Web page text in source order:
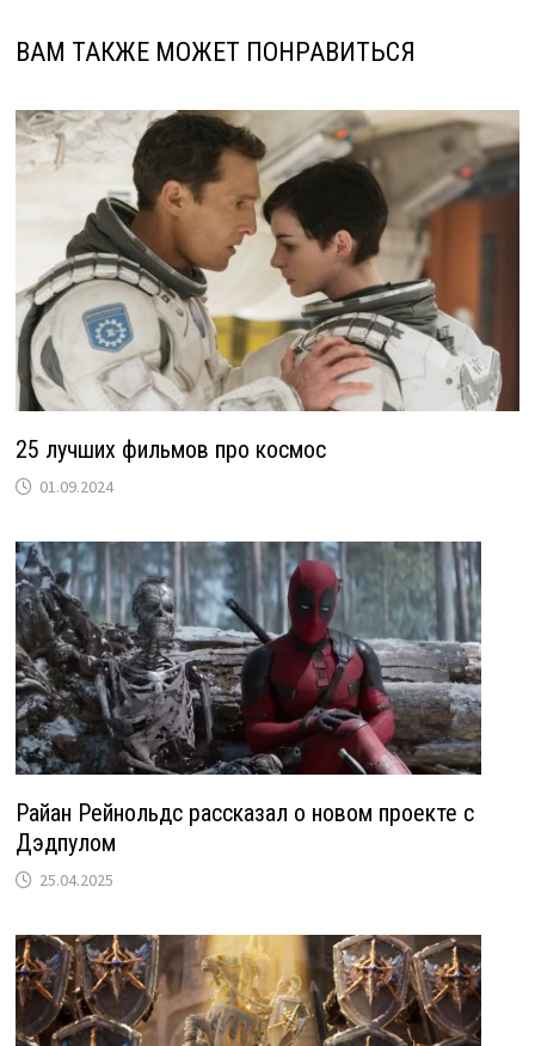
ВАМ ТАКЖЕ МОЖЕТ ПОНРАВИТЬСЯ
25 лучших фильмов про космос
01.09.2024
Райан Рейнольдс рассказал о новом проекте с
Дэдпулом
25.04.2025